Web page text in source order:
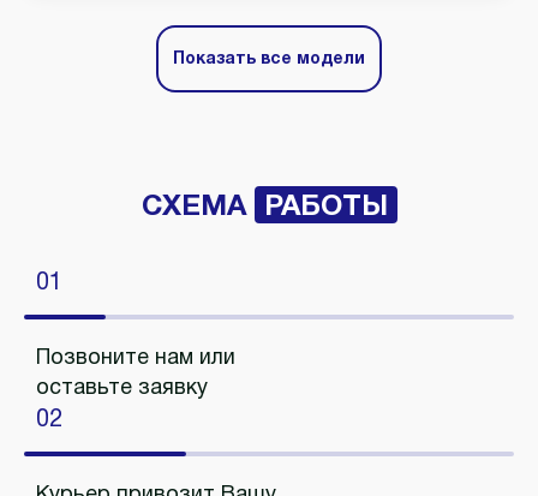
Показать все модели
СХЕМА РАБОТЫ
01
Позвоните нам или
оставьте заявку
02